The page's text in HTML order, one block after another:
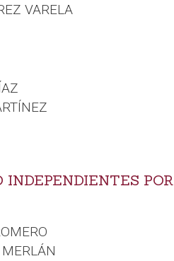
VARELA
INDEPENDIENTES POR